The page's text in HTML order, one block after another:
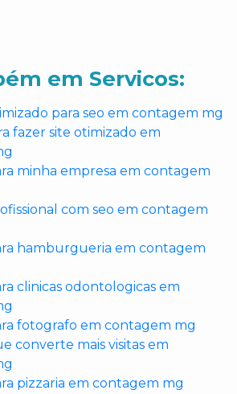
em Servicos:
para seo em contagem mg
fazer site otimizado em
minha empresa em contagem
com seo em contagem
hamburgueria em contagem
clinicas odontologicas em
fotografo em contagem mg
converte mais visitas em
pizzaria em contagem mg